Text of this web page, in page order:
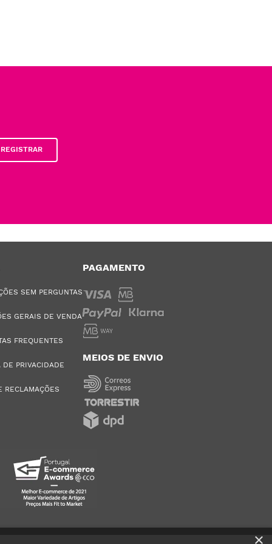
REGISTRAR
SEM PERGUNTAS
GERAIS DE VENDA
FREQUENTES
DE PRIVACIDADE
RECLAMAÇÕES
PAGAMENTO
MEIOS DE ENVIO
×